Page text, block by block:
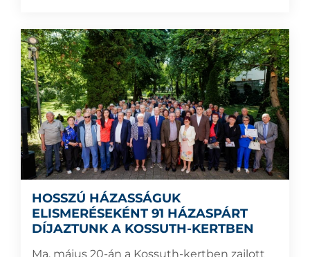
HOSSZÚ HÁZASSÁGUK
ELISMERÉSEKÉNT 91 HÁZASPÁRT
DÍJAZTUNK A KOSSUTH-KERTBEN
Ma, május 20-án a Kossuth-kertben zajlott